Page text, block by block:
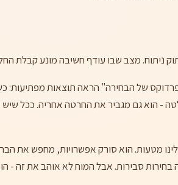
ניתוח. מצב שבו עודף חשיבה מונע קבלת
- הוא גם מגביר את החרטה אחריה. ככל שיש
מטעות. הוא סורק אפשרויות, מחפש את
בחירות סבירות. אבל המוח לא אוהב את זה -